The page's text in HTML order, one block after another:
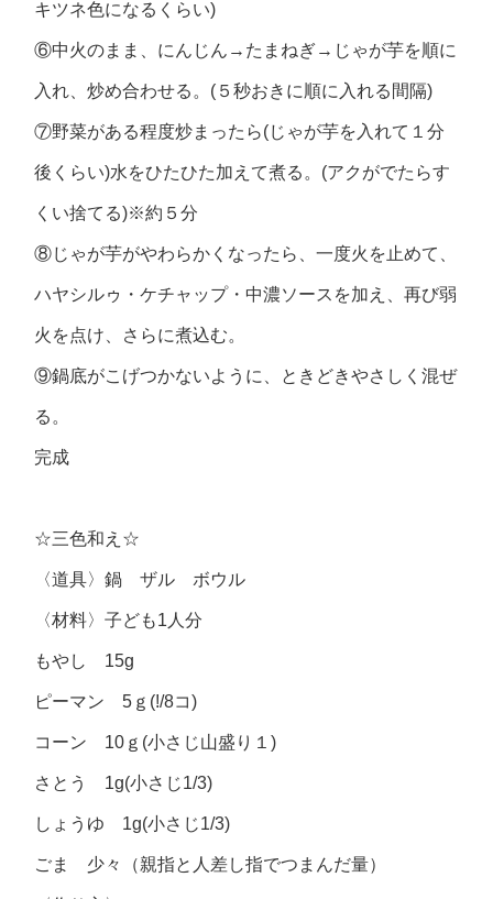
キツネ色になるくらい)
⑥中火のまま、にんじん→たまねぎ→じゃが芋を順に
入れ、炒め合わせる。(５秒おきに順に入れる間隔)
⑦野菜がある程度炒まったら(じゃが芋を入れて１分
後くらい)水をひたひた加えて煮る。(アクがでたらす
くい捨てる)※約５分
⑧じゃが芋がやわらかくなったら、一度火を止めて、
ハヤシルゥ・ケチャップ・中濃ソースを加え、再び弱
火を点け、さらに煮込む。
⑨鍋底がこげつかないように、ときどきやさしく混ぜ
る。
完成
☆三色和え☆
〈道具〉鍋 ザル ボウル
〈材料〉子ども1人分
もやし 15g
ピーマン 5ｇ(!/8コ)
コーン 10ｇ(小さじ山盛り１)
さとう 1g(小さじ1/3)
しょうゆ 1g(小さじ1/3)
ごま 少々（親指と人差し指でつまんだ量）